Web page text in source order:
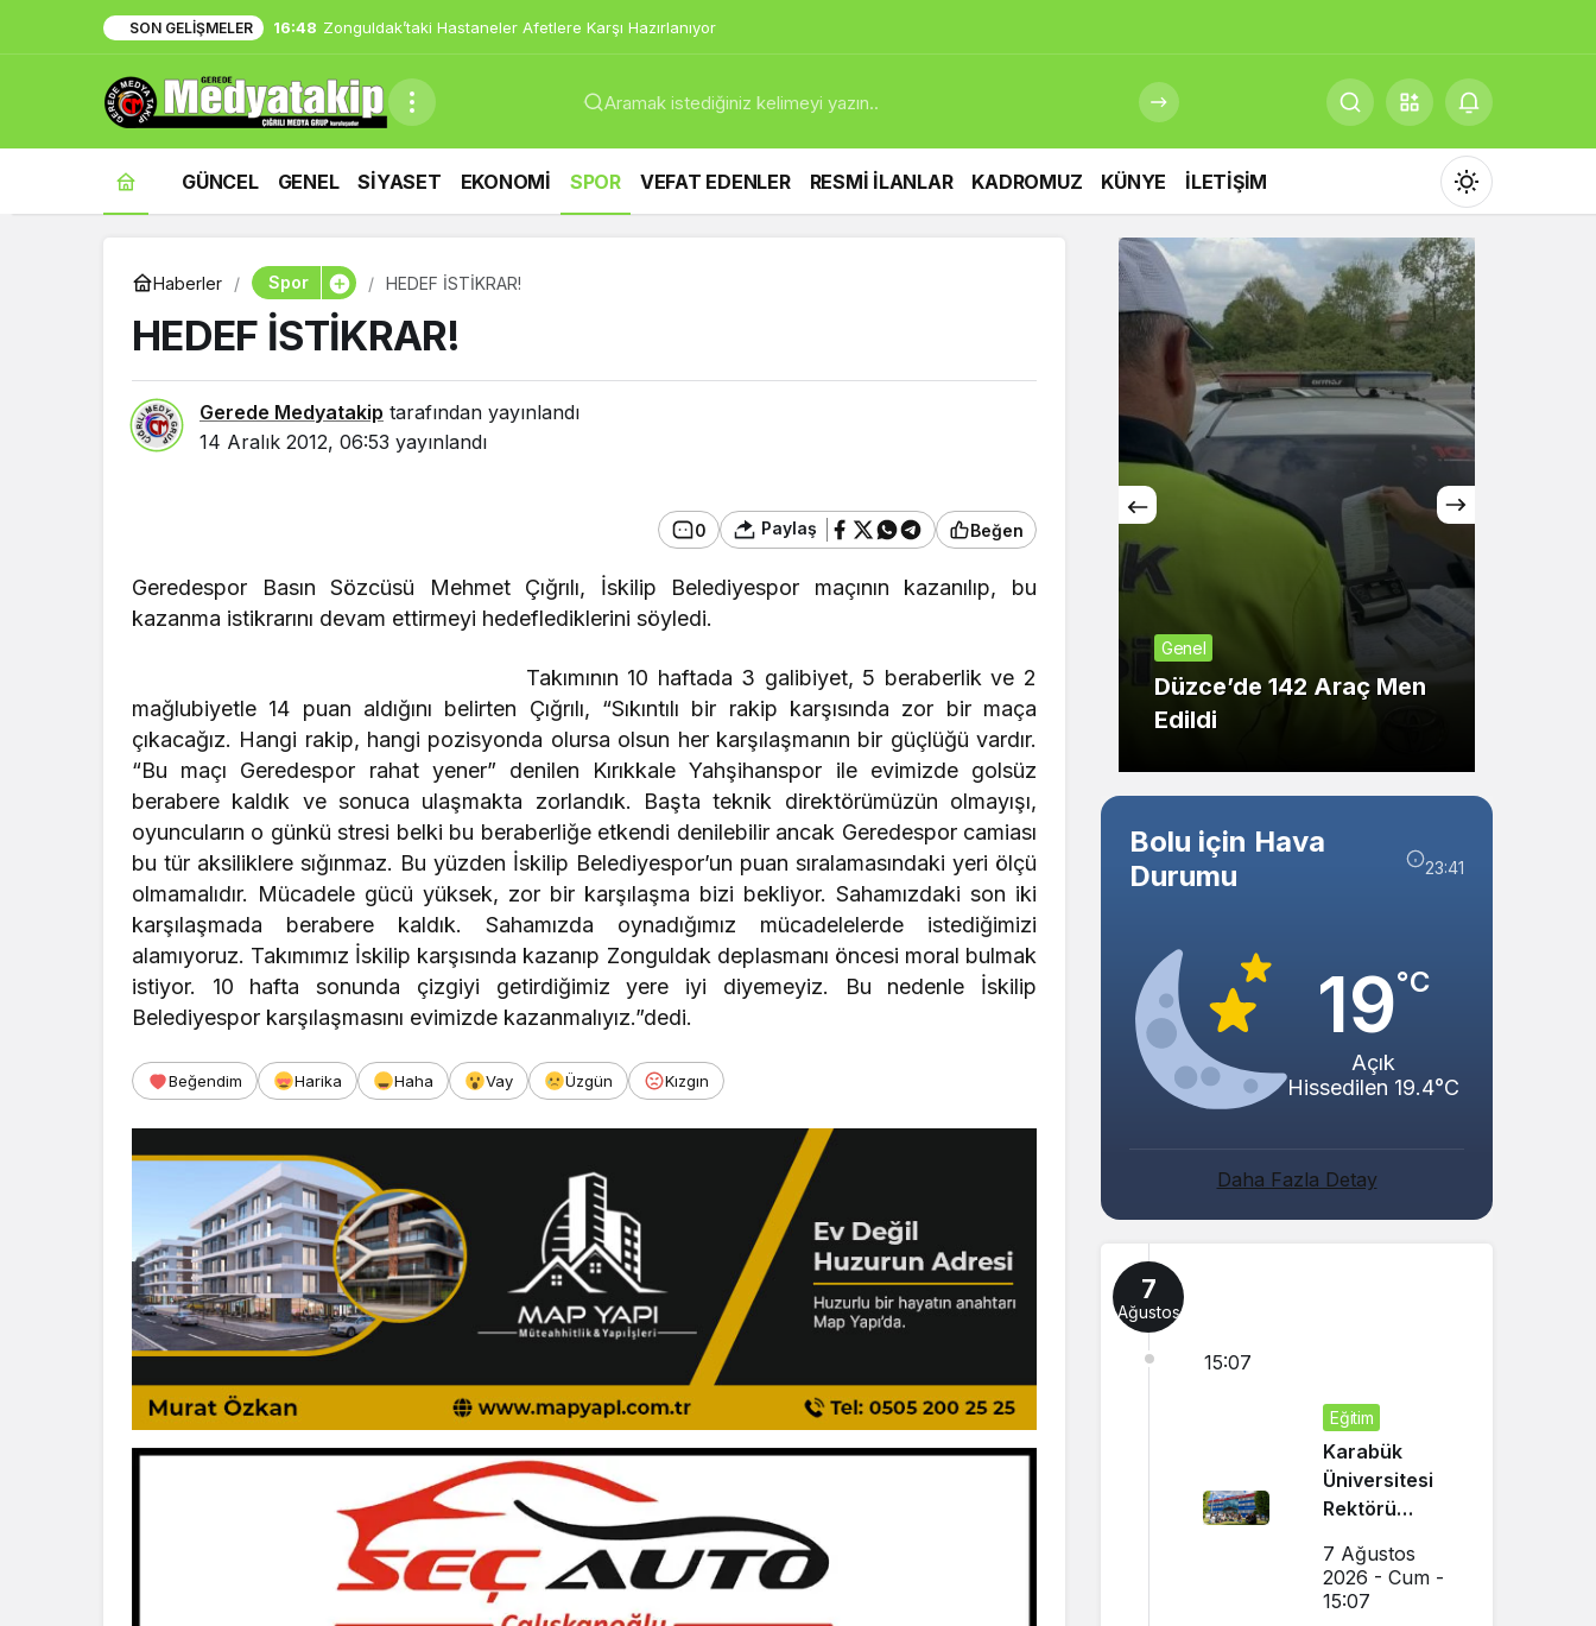
SON GELIŞMELER 16:48 Zonguldak’taki Hastaneler Afetlere Karşı Hazırlanıyor
GÜNCEL GENEL SİYASET EKONOMİ SPOR VEFAT EDENLER RESMİ İLANLAR KADROMUZ KÜNYE İLETİŞİM
Mod
değiştir
Gündüz Modu
Gündüz modunu seçin.
Gece Modu
Gece modunu seçin.
Sistem modunu seçin.
Haberler Spor HEDEF İSTİKRAR!
HEDEF İSTİKRAR!
Gerede Medyatakip tarafından yayınlandı
14 Aralık 2012, 06:53 yayınlandı
0 Paylaş Beğen
Geredespor Basın Sözcüsü Mehmet Çığrılı, İskilip Belediyespor maçının kazanılıp, bu
kazanma istikrarını devam ettirmeyi hedeflediklerini söyledi.
Takımının 10 haftada 3 galibiyet, 5 beraberlik ve 2
mağlubiyetle 14 puan aldığını belirten Çığrılı, “Sıkıntılı bir rakip karşısında zor bir maça
çıkacağız. Hangi rakip, hangi pozisyonda olursa olsun her karşılaşmanın bir güçlüğü vardır.
“Bu maçı Geredespor rahat yener” denilen Kırıkkale Yahşihanspor ile evimizde golsüz
berabere kaldık ve sonuca ulaşmakta zorlandık. Başta teknik direktörümüzün olmayışı,
oyuncuların o günkü stresi belki bu beraberliğe etkendi denilebilir ancak Geredespor camiası
bu tür aksiliklere sığınmaz. Bu yüzden İskilip Belediyespor’un puan sıralamasındaki yeri ölçü
olmamalıdır. Mücadele gücü yüksek, zor bir karşılaşma bizi bekliyor. Sahamızdaki son iki
karşılaşmada berabere kaldık. Sahamızda oynadığımız mücadelelerde istediğimizi
alamıyoruz. Takımımız İskilip karşısında kazanıp Zonguldak deplasmanı öncesi moral bulmak
istiyor. 10 hafta sonunda çizgiyi getirdiğimiz yere iyi diyemeyiz. Bu nedenle İskilip
Belediyespor karşılaşmasını evimizde kazanmalıyız.”dedi.
Beğendim Harika Haha Vay Üzgün Kızgın
Genel
Çarptı, Araziye Uçtu,
Alev Aldı
Hastaneler Afetlere
Karşı Hazırlanıyor
Genel
Düzce’de 142 Araç Men
Edildi
Bolu için Hava
Durumu
23:41
19°C
Açık
Hissedilen 19.4°C
Daha Fazla Detay
7
Ağustos
15:07
Eğitim
Karabük
Üniversitesi
Rektörü
Aday
Öğrencilere
7 Ağustos
2026 - Cum -
15:07